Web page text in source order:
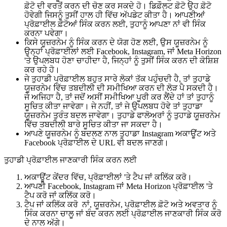
ਫ਼ੋਟੋ ਦੀ ਵਰਤੋਂ ਕਰਨ ਦੀ ਚੋਣ ਕਰ ਸਕਦੇ ਹੋ। ਡਿਫ਼ੌਲਟ ਫ਼ੋਟੋ ਉਹ ਫ਼ੋਟੋ
ਹੋਵੇਗੀ ਜਿਸਨੂੰ ਤੁਸੀਂ ਹਾਲ ਹੀ ਵਿੱਚ ਅੱਪਡੇਟ ਕੀਤਾ ਹੈ। ਆਪਣੀਆਂ
ਪ੍ਰੋਫ਼ਾਈਲ ਫ਼ੋਟੋਆਂ ਸਿੰਕ ਕਰਨ ਲਈ, ਤੁਹਾਨੂੰ ਆਪਣਾ ਨਾਂ ਵੀ ਸਿੰਕ
ਕਰਨਾ ਪਵੇਗਾ।
ਕਿਸੇ ਯੂਜ਼ਰਨੇਮ ਨੂੰ ਸਿੰਕ ਕਰਨ ਦੇ ਯੋਗ ਹੋਣ ਲਈ, ਉਸ ਯੂਜ਼ਰਨੇਮ ਨੂੰ
ਉਨ੍ਹਾਂ ਪ੍ਰੋਫ਼ਾਈਲਾਂ ਲਈ Facebook, Instagram, ਜਾਂ Meta Horizon
'ਤੇ ਉਪਲਬਧ ਹੋਣਾ ਚਾਹੀਦਾ ਹੈ, ਜਿਨ੍ਹਾਂ ਨੂੰ ਤੁਸੀਂ ਸਿੰਕ ਕਰਨ ਦੀ ਕੋਸ਼ਿਸ਼
ਕਰ ਰਹੇ ਹੋ।
ਜੇ ਤੁਹਾਡੀ ਪ੍ਰੋਫ਼ਾਈਲ ਬਹੁਤ ਸਾਰੇ ਲੋਕਾਂ ਤੱਕ ਪਹੁੰਚਦੀ ਹੈ, ਤਾਂ ਤੁਹਾਡੇ
ਯੂਜ਼ਰਨੇਮ ਵਿੱਚ ਤਬਦੀਲੀ ਦੀ ਸਮੀਖਿਆ ਕਰਨ ਦੀ ਲੋੜ ਪੈ ਸਕਦੀ ਹੈ।
ਜੇ ਅਜਿਹਾ ਹੈ, ਤਾਂ ਜਦੋਂ ਅਸੀਂ ਸਮੀਖਿਆ ਪੂਰੀ ਕਰ ਲੈਂਦੇ ਹਾਂ ਤਾਂ ਤੁਹਾਨੂੰ
ਸੂਚਿਤ ਕੀਤਾ ਜਾਵੇਗਾ। ਜੇ ਨਹੀਂ, ਤਾਂ ਜੇ ਉਪਲਬਧ ਹੋਵੇ ਤਾਂ ਤੁਹਾਡਾ
ਯੂਜ਼ਰਨੇਮ ਤੁਰੰਤ ਬਦਲ ਜਾਵੇਗਾ। ਤੁਹਾਡੇ ਫਾਲੋਅਰਾਂ ਨੂੰ ਤੁਹਾਡੇ ਯੂਜ਼ਰਨੇਮ
ਵਿੱਚ ਤਬਦੀਲੀ ਬਾਰੇ ਸੂਚਿਤ ਕੀਤਾ ਜਾ ਸਕਦਾ ਹੈ।
ਆਪਣੇ ਯੂਜ਼ਰਨੇਮ ਨੂੰ ਬਦਲਣ ਨਾਲ ਤੁਹਾਡਾ Instagram ਅਕਾਊਂਟ ਅਤੇ
Facebook ਪ੍ਰੋਫ਼ਾਈਲ ਦੇ URL ਵੀ ਬਦਲ ਜਾਣਗੇ।
ਤੁਹਾਡੀ ਪ੍ਰੋਫ਼ਾਈਲ ਜਾਣਕਾਰੀ ਸਿੰਕ ਕਰਨ ਲਈ
ਅਕਾਊਂਟ ਕੇਂਦਰ ਵਿੱਚ,ਪ੍ਰੋਫ਼ਾਈਲਾਂ 'ਤੇ ਟੈਪ ਜਾਂ ਕਲਿੱਕ ਕਰੋ।
ਆਪਣੀ Facebook, Instagram ਜਾਂ Meta Horizon ਪ੍ਰੋਫ਼ਾਈਲ 'ਤੇ
ਟੈਪ ਕਰੋ ਜਾਂ ਕਲਿੱਕ ਕਰੋ।
ਟੈਪ ਜਾਂ ਕਲਿੱਕ ਕਰੋ ਨਾਂ, ਯੂਜ਼ਰਨੇਮ, ਪ੍ਰੋਫ਼ਾਈਲ ਫ਼ੋਟੋ ਅਤੇ ਅਵਤਾਰ ਨੂੰ
ਸਿੰਕ ਕਰਨਾ ਚਾਲੂ ਜਾਂ ਬੰਦ ਕਰਨ ਲਈਪ੍ਰੋਫ਼ਾਈਲ ਜਾਣਕਾਰੀ ਸਿੰਕ ਕਰੋ
ਦੇ ਨਾਲ ਅੱਗੇ।